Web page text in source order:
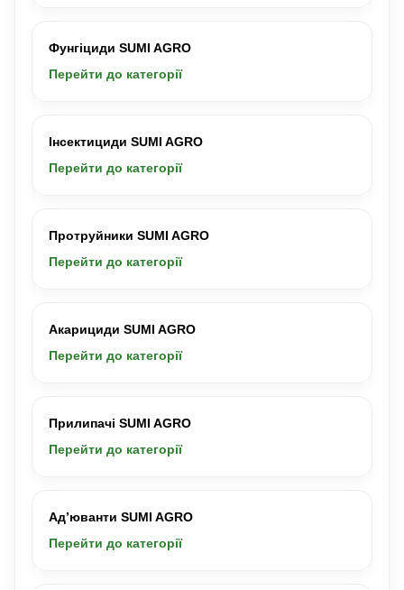
Фунгіциди SUMI AGRO
Перейти до категорії
Інсектициди SUMI AGRO
Перейти до категорії
Протруйники SUMI AGRO
Перейти до категорії
Акарициди SUMI AGRO
Перейти до категорії
Прилипачі SUMI AGRO
Перейти до категорії
Ад’юванти SUMI AGRO
Перейти до категорії